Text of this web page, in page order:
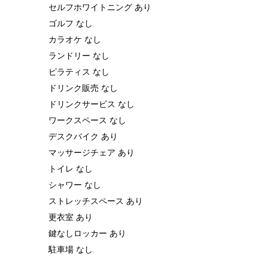
セルフホワイトニング あり
ゴルフ なし
カラオケ なし
ランドリー なし
ピラティス なし
ドリンク販売 なし
ドリンクサービス なし
ワークスペース なし
デスクバイク あり
マッサージチェア あり
トイレ なし
シャワー なし
ストレッチスペース あり
更衣室 あり
鍵なしロッカー あり
駐車場 なし